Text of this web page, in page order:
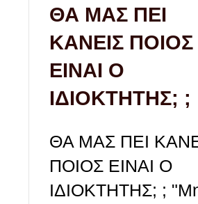
ΘΑ ΜΑΣ ΠΕΙ
ΚΑΝΕΙΣ ΠΟΙΟΣ
ΕΙΝΑΙ Ο
ΙΔΙΟΚΤΗΤΗΣ; ;
ΘΑ ΜΑΣ ΠΕΙ
ΠΟΙΟΣ ΕΙΝΑΙ Ο
ΙΔΙΟΚΤΗΤΗΣ; ;